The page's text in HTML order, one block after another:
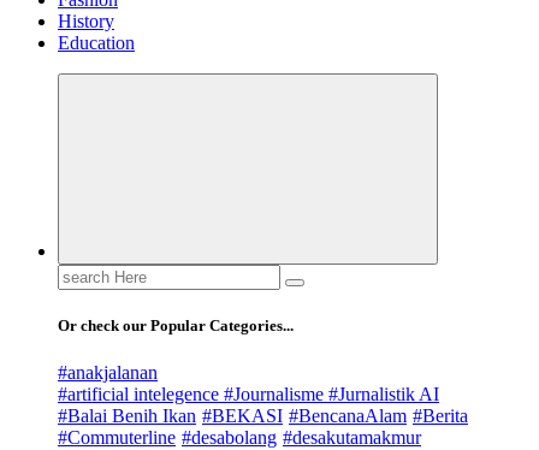
History
Education
Search
for:
Or check our Popular Categories...
#anakjalanan
#artificial intelegence #Journalisme #Jurnalistik AI
#Balai Benih Ikan #BEKASI #BencanaAlam #Berita
#Commuterline #desabolang #desakutamakmur